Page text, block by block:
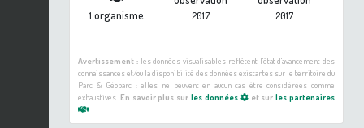
1 organisme 2017 2017
Avertissement :les données visualisables reflètent l'état d'avancement des
connaissances et/ou la disponibilité des données existantes sur le territoire du
Parc & Géoparc : elles ne peuvent en aucun cas être considérées comme
exhaustives. En savoir plus sur les données et surles partenaires